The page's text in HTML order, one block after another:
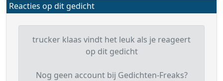
Reacties op dit gedicht
trucker klaas vindt het leuk als je reageert
op dit gedicht
Nog geen account bij Gedichten-Freaks?